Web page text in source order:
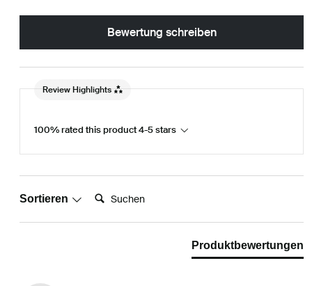
Bewertung schreiben
Review Highlights
100% rated this product 4-5 stars
Sortieren Suchen:
Produktbewertungen